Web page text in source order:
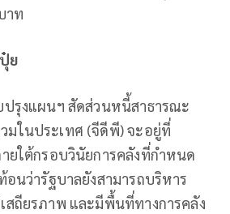
าท
ย
ปรุงแผนฯ สัดส่วนหนี้สาธารณะ
ในประเทศ (จีดีพี) จะอยู่ที่
ยใต้กรอบวินัยการคลังที่กำหนด
อนว่ารัฐบาลยังสามารถบริหาร
สถียรภาพ และมีพื้นที่ทางการคลัง